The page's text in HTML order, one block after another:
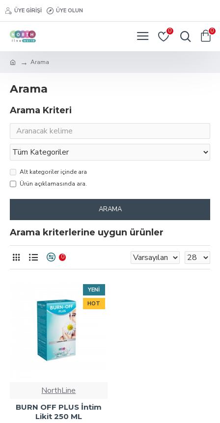
ÜYE GIRIŞI ÜYE OLUN
0 0
Arama
Arama
Arama Kriteri
Alt kategoriler içinde ara
Ürün açıklamasında ara.
ARAMA
Arama kriterlerine uygun ürünler
0
YENI
HOT
NorthLine
BURN OFF PLUS İntim
Likit 250 ML